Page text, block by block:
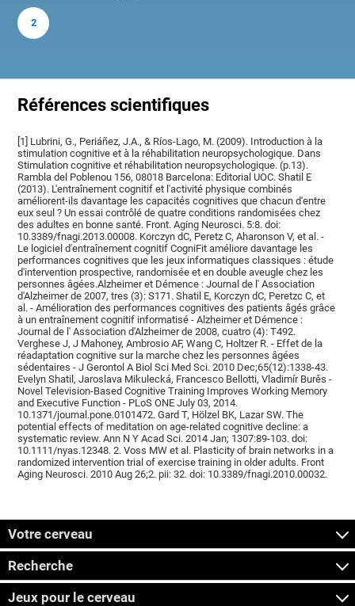
2
Références scientifiques
[1] Lubrini, G., Periáñez, J.A., & Ríos-Lago, M. (2009). Introduction à la
stimulation cognitive et à la réhabilitation neuropsychologique. Dans
Stimulation cognitive et réhabilitation neuropsychologique. (p.13).
Rambla del Poblenou 156, 08018 Barcelona: Editorial UOC. Shatil E
(2013). L'entraînement cognitif et l'activité physique combinés
améliorent-ils davantage les capacités cognitives que chacun d'entre
eux seul ? Un essai contrôlé de quatre conditions randomisées chez
des adultes en bonne santé. Front. Aging Neurosci. 5:8. doi:
10.3389/fnagi.2013.00008. Korczyn dC, Peretz C, Aharonson V, et al. -
Le logiciel d'entraînement cognitif CogniFit améliore davantage les
performances cognitives que les jeux informatiques classiques : étude
d'intervention prospective, randomisée et en double aveugle chez les
personnes âgées.Alzheimer et Démence : Journal de l' Association
d'Alzheimer de 2007, tres (3): S171. Shatil E, Korczyn dC, Peretzc C, et
al. - Amélioration des performances cognitives des patients âgés grâce
à un entraînement cognitif informatisé - Alzheimer et Démence :
Journal de l' Association d'Alzheimer de 2008, cuatro (4): T492.
Verghese J, J Mahoney, Ambrosio AF, Wang C, Holtzer R. - Effet de la
réadaptation cognitive sur la marche chez les personnes âgées
sédentaires - J Gerontol A Biol Sci Med Sci. 2010 Dec;65(12):1338-43.
Evelyn Shatil, Jaroslava Mikulecká, Francesco Bellotti, Vladimír Burěs -
Novel Television-Based Cognitive Training Improves Working Memory
and Executive Function - PLoS ONE July 03, 2014.
10.1371/journal.pone.0101472. Gard T, Hölzel BK, Lazar SW. The
potential effects of meditation on age-related cognitive decline: a
systematic review. Ann N Y Acad Sci. 2014 Jan; 1307:89-103. doi:
10.1111/nyas.12348. 2. Voss MW et al. Plasticity of brain networks in a
randomized intervention trial of exercise training in older adults. Front
Aging Neurosci. 2010 Aug 26;2. pii: 32. doi: 10.3389/fnagi.2010.00032.
Votre cerveau
Recherche
Jeux pour le cerveau